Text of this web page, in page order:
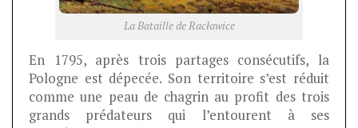
La Bataille de Racławice
En 1795, après trois partages consécutifs, la
Pologne est dépecée. Son territoire s’est réduit
comme une peau de chagrin au profit des trois
grands prédateurs qui l’entourent à ses